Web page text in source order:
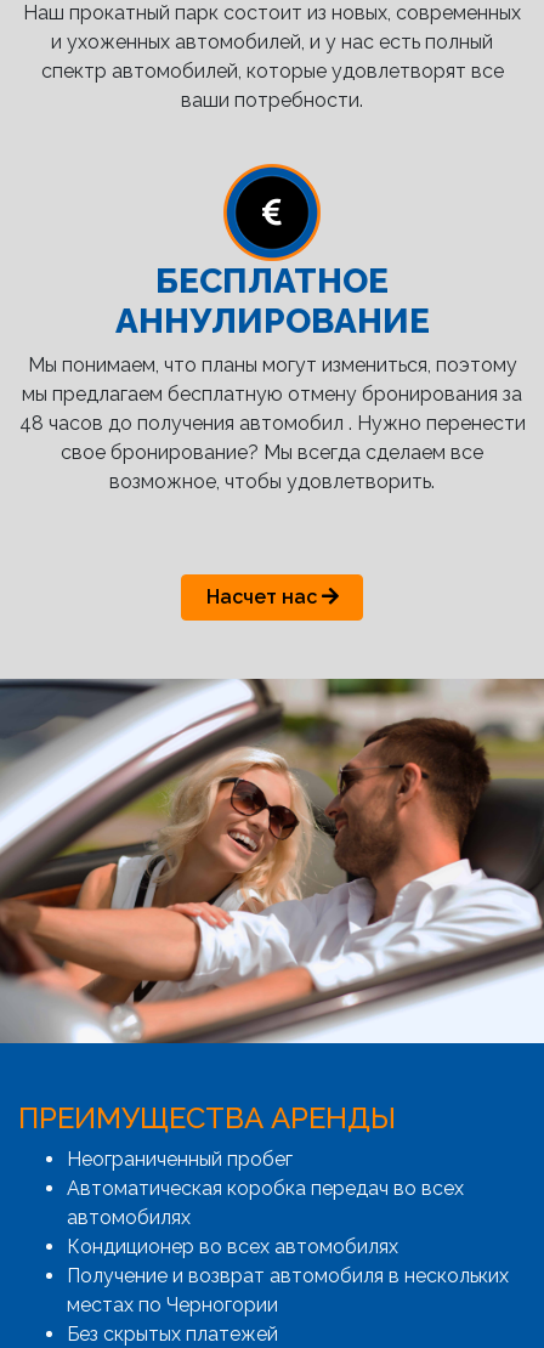
Наш прокатный парк состоит из новых, современных
и ухоженных автомобилей, и у нас есть полный
спектр автомобилей, которые удовлетворят все
ваши потребности.
БЕСПЛАТНОЕ
АННУЛИРОВАНИЕ
Мы понимаем, что планы могут измениться, поэтому
мы предлагаем бесплатную отмену бронирования за
48 часов до получения автомобил . Нужно перенести
свое бронирование? Мы всегда сделаем все
возможное, чтобы удовлетворить.
Насчет нас
ПРЕИМУЩЕСТВА АРЕНДЫ
Неограниченный пробег
Автоматическая коробка передач во всех
автомобилях
Кондиционер во всех автомобилях
Получение и возврат автомобиля в нескольких
местах по Черногории
Без скрытых платежей